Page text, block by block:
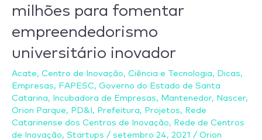
milhões para fomentar
empreendedorismo
universitário inovador
Acate, Centro de Inovação, Ciência e Tecnologia, Dicas,
Empresas, FAPESC, Governo do Estado de Santa
Catarina, Incubadora de Empresas, Mantenedor, Nascer,
Orion Parque, PD&I, Prefeitura, Projetos, Rede
Catarinense dos Centros de Inovação, Rede de Centros
de Inovação, Startups / setembro 24, 2021 / Orion
Catarina
destina
R$
9,5
para
fomentar
empreendedorismo